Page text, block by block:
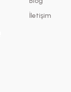
İletişim